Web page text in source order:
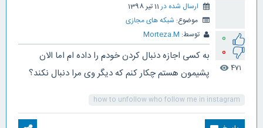
0
0
471
visibility
ارسال شده در 11 تیر 1398
موضوع: شبکه های مجازی
توسط: Morteza.M
به کسی اجازه دنبال کردن خودم را داده ام اما الان
پشیمون هستم چکار کنم که دیگر وی مرا دنبال نکند؟
how to unfollow who follow me in instagram